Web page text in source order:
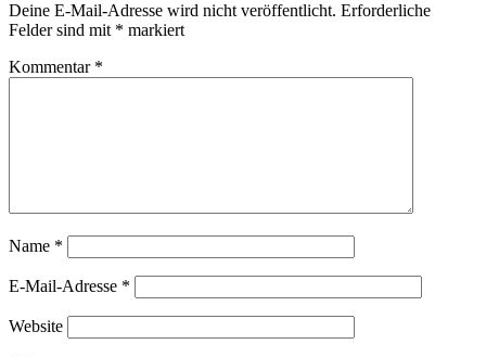
Deine E-Mail-Adresse wird nicht veröffentlicht. Erforderliche
Felder sind mit * markiert
Kommentar *
Name *
E-Mail-Adresse *
Website